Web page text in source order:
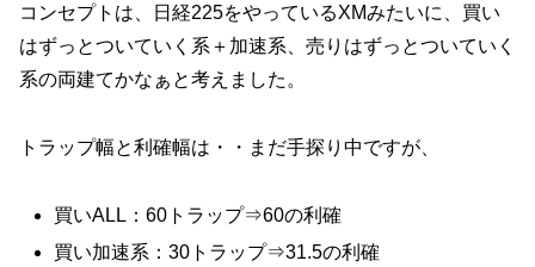
コンセプトは、日経225をやっているXMみたいに、買い
はずっとついていく系＋加速系、売りはずっとついていく
系の両建てかなぁと考えました。
トラップ幅と利確幅は・・まだ手探り中ですが、
買いALL：60トラップ⇒60の利確
買い加速系：30トラップ⇒31.5の利確